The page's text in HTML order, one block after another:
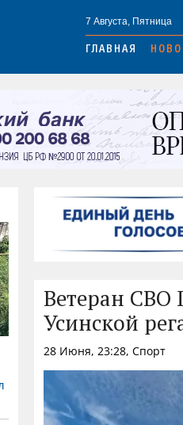
7 Августа, Пятница
ГЛАВНАЯ
Ветеран СВО
Усинской
28 Июня, 23:28, Спорт